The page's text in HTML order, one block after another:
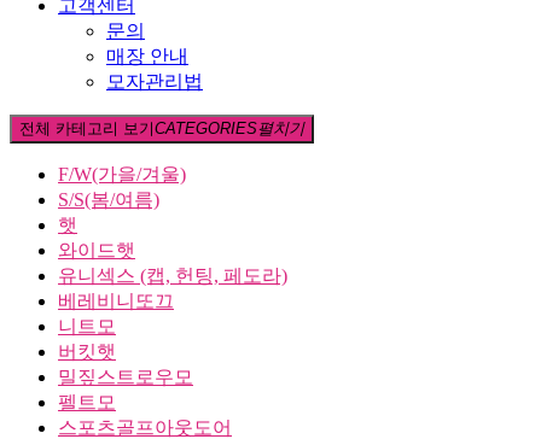
고객센터
문의
매장 안내
모자관리법
전체 카테고리 보기CATEGORIES펼치기
F/W(가을/겨울)
S/S(봄/여름)
햇
와이드햇
유니섹스 (캡, 헌팅, 페도라)
베레비니또끄
니트모
버킷햇
밀짚스트로우모
펠트모
스포츠골프아웃도어